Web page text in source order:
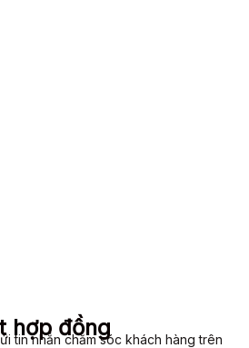
tin nhắn chăm sóc khách hàng trên
hợp đồng